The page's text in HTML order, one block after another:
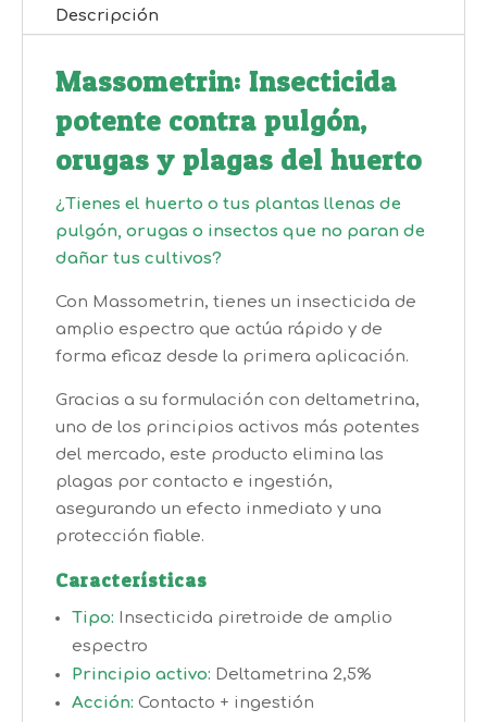
Descripción
Massometrin: Insecticida
potente contra pulgón,
orugas y plagas del huerto
¿Tienes el huerto o tus plantas llenas de
pulgón, orugas o insectos que no paran de
dañar tus cultivos?
Con Massometrin, tienes un insecticida de
amplio espectro que actúa rápido y de
forma eficaz desde la primera aplicación.
Gracias a su formulación con deltametrina,
uno de los principios activos más potentes
del mercado, este producto elimina las
plagas por contacto e ingestión,
asegurando un efecto inmediato y una
protección fiable.
Características
Tipo: Insecticida piretroide de amplio
espectro
Principio activo: Deltametrina 2,5%
Acción: Contacto + ingestión